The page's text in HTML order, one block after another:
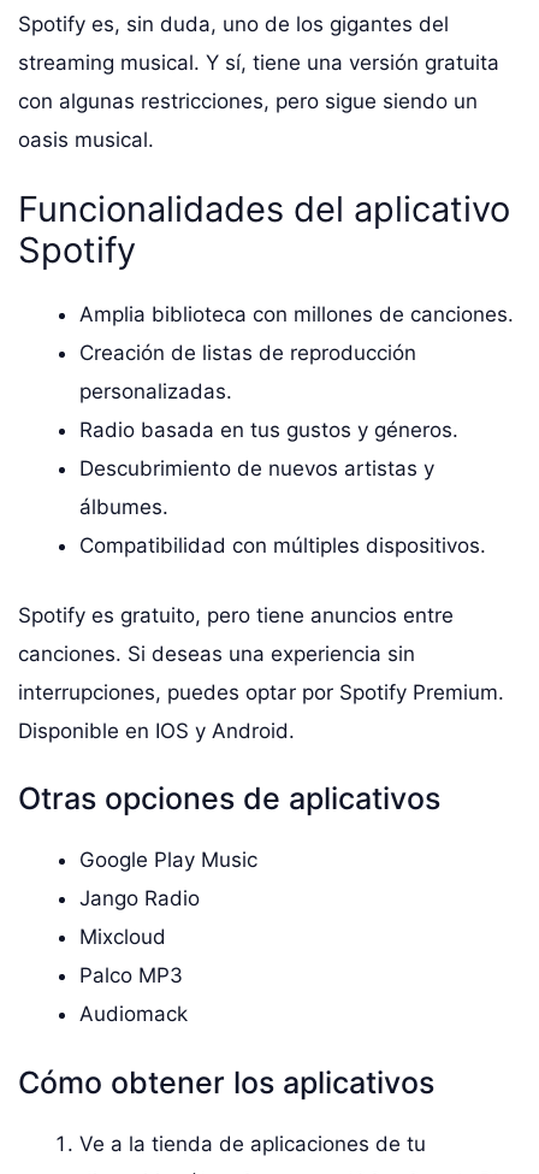
Spotify es, sin duda, uno de los gigantes del
streaming musical. Y sí, tiene una versión gratuita
con algunas restricciones, pero sigue siendo un
oasis musical.
Funcionalidades del aplicativo
Spotify
Amplia biblioteca con millones de canciones.
Creación de listas de reproducción
personalizadas.
Radio basada en tus gustos y géneros.
Descubrimiento de nuevos artistas y
álbumes.
Compatibilidad con múltiples dispositivos.
Spotify es gratuito, pero tiene anuncios entre
canciones. Si deseas una experiencia sin
interrupciones, puedes optar por Spotify Premium.
Disponible en IOS y Android.
Otras opciones de aplicativos
Google Play Music
Jango Radio
Mixcloud
Palco MP3
Audiomack
Cómo obtener los aplicativos
Ve a la tienda de aplicaciones de tu